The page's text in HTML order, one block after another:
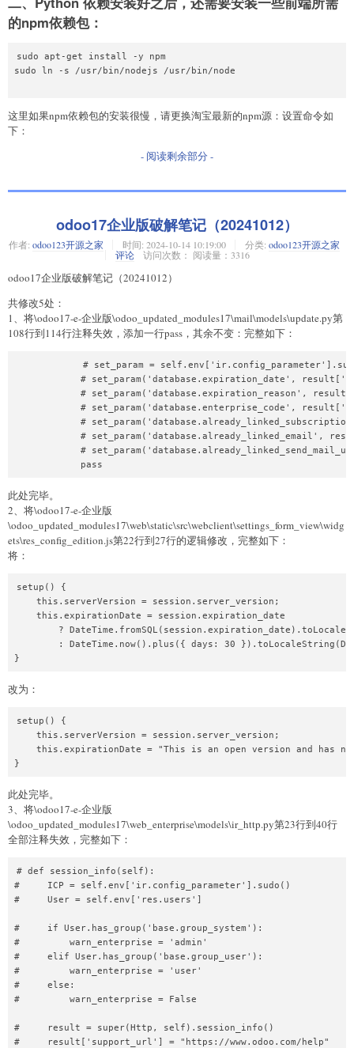
的npm依赖包：
sudo apt-get install -y npm
sudo ln -s /usr/bin/nodejs /usr/bin/node
这里如果npm依赖包的安装很慢，请更换淘宝最新的npm源：设置命令如
下：
- 阅读剩余部分 -
odoo17企业版破解笔记（20241012）
作者: odoo123开源之家 时间: 2024-10-14 10:19:00 分类: odoo123开源之家
评论
访问次数： 阅读量：3316
odoo17企业版破解笔记（20241012）
共修改5处：
1、将\odoo17-e-企业版\odoo_updated_modules17\mail\models\update.py第
108行到114行注释失效，添加一行pass，其余不变：完整如下：
# set_param =
# set_param('database.expiration_date',
# set_param('database.expiration_reason',
# set_param('database.enterprise_code',
#
# set_param('database.already_linked_email',
#
            pass
此处完毕。
2、将\odoo17-e-企业版
\odoo_updated_modules17\web\static\src\webclient\settings_form_view\widg
ets\res_config_edition.js第22行到27行的逻辑修改，完整如下：
将：
setup() {
    this.serverVersion = session.server_version;
    this.expirationDate = session.expiration_date
?
: DateTime.now().plus({ days: 30
}
改为：
setup() {
    this.serverVersion = session.server_version;
this.expirationDate = "This is an open version and has
}
此处完毕。
3、将\odoo17-e-企业版
\odoo_updated_modules17\web_enterprise\models\ir_http.py第23行到40行
全部注释失效，完整如下：
# def session_info(self):
#     ICP = self.env['ir.config_parameter'].sudo()
#     User = self.env['res.users']
#     if User.has_group('base.group_system'):
#         warn_enterprise = 'admin'
#     elif User.has_group('base.group_user'):
#         warn_enterprise = 'user'
#     else:
#         warn_enterprise = False
#     result = super(Http, self).session_info()
#     result['support_url'] = "https://www.odoo.com/help"